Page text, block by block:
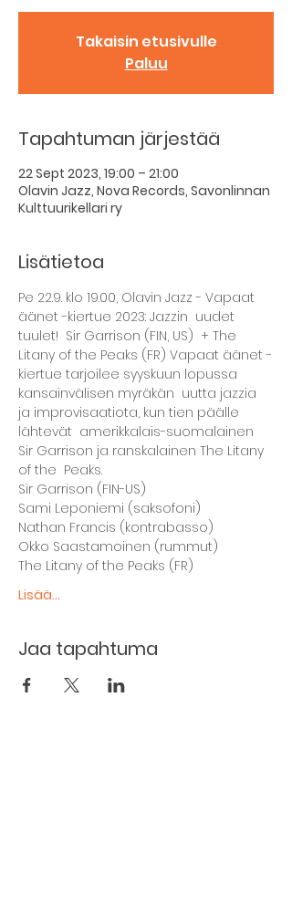
Takaisin etusivulle
Paluu
Tapahtuman järjestää
22 Sept 2023, 19:00 – 21:00
Olavin Jazz, Nova Records, Savonlinnan
Kulttuurikellari ry
Lisätietoa
Pe 22.9. klo 19.00, Olavin Jazz - Vapaat
äänet -kiertue 2023: Jazzin  uudet
tuulet!  Sir Garrison (FIN, US)  + The
Litany of the Peaks (FR) Vapaat äänet -
kiertue tarjoilee syyskuun lopussa
kansainvälisen myräkän  uutta jazzia
ja improvisaatiota, kun tien päälle
lähtevät  amerikkalais-suomalainen
Sir Garrison ja ranskalainen The Litany
of the  Peaks.
Sir Garrison (FIN-US)
Sami Leponiemi (saksofoni)
Nathan Francis (kontrabasso)
Okko Saastamoinen (rummut)
The Litany of the Peaks (FR)
Lisää...
Jaa tapahtuma